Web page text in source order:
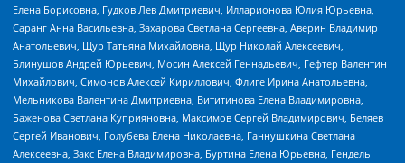
Елена Борисовна, Гудков Лев Дмитриевич, Илларионова Юлия Юрьевна,
Саранг Анна Васильевна, Захарова Светлана Сергеевна, Аверин Владимир
Анатольевич, Щур Татьяна Михайловна, Щур Николай Алексеевич,
Блинушов Андрей Юрьевич, Мосин Алексей Геннадьевич, Гефтер Валентин
Михайлович, Симонов Алексей Кириллович, Флиге Ирина Анатольевна,
Мельникова Валентина Дмитриевна, Вититинова Елена Владимировна,
Баженова Светлана Куприяновна, Максимов Сергей Владимирович, Беляев
Сергей Иванович, Голубева Елена Николаевна, Ганнушкина Светлана
Алексеевна, Закс Елена Владимировна, Буртина Елена Юрьевна, Гендель